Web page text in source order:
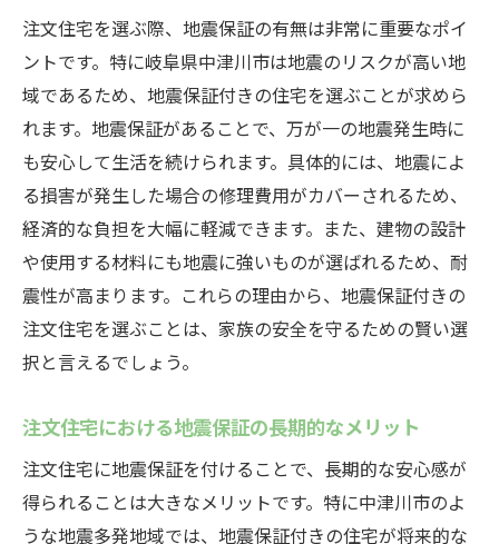
注文住宅を選ぶ際、地震保証の有無は非常に重要なポイ
ントです。特に岐阜県中津川市は地震のリスクが高い地
域であるため、地震保証付きの住宅を選ぶことが求めら
れます。地震保証があることで、万が一の地震発生時に
も安心して生活を続けられます。具体的には、地震によ
る損害が発生した場合の修理費用がカバーされるため、
経済的な負担を大幅に軽減できます。また、建物の設計
や使用する材料にも地震に強いものが選ばれるため、耐
震性が高まります。これらの理由から、地震保証付きの
注文住宅を選ぶことは、家族の安全を守るための賢い選
択と言えるでしょう。
注文住宅における地震保証の長期的なメリット
注文住宅に地震保証を付けることで、長期的な安心感が
得られることは大きなメリットです。特に中津川市のよ
うな地震多発地域では、地震保証付きの住宅が将来的な